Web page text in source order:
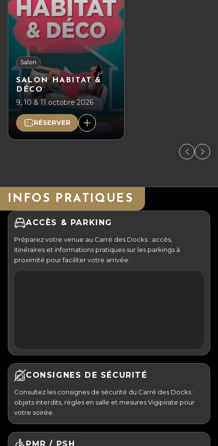
Salon
SALON HABITAT &
DÉCO
9, 10 & 11 octobre 2026
RÉSERVER
INFOS PRATIQUES
ACCÈS & PARKING
Préparez votre venue au Carré des Docks : accès,
itinéraires et informations pratiques sur les parkings à
proximité pour faciliter votre arrivée.
CONSIGNES DE SÉCURITÉ
Consultez les consignes de sécurité du Carré des Docks :
objets interdits, règles en salle et mesures Vigipirate pour
votre soirée.
PMR / PSH